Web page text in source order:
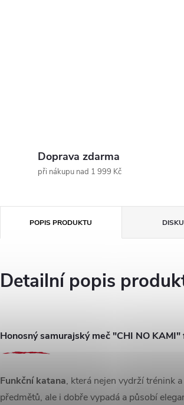
Doprava zdarma
při nákupu nad 1 999 Kč
POPIS PRODUKTU
Detailní popis
Honosný samurajský meč "CHI NO KAMI"
Funkční katana, která nejen vydrží trénink
předmětů, ale i dobře vypadá a působí